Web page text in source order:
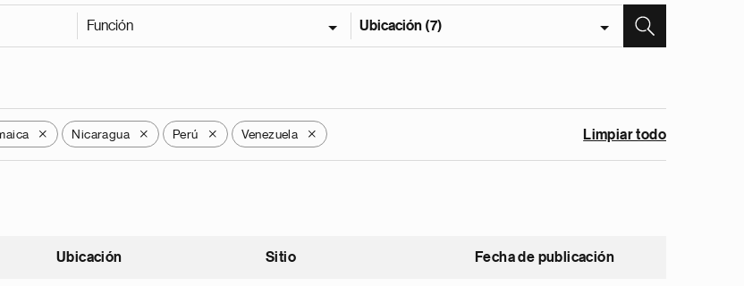
Función Ubicación (7)
X Nicaragua X Perú X Venezuela X Limpiar todo
Ubicación Sitio Fecha de publicación